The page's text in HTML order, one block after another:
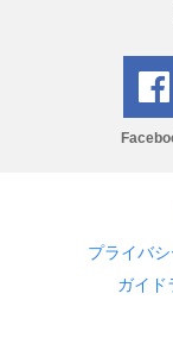
プライバ
ガイド